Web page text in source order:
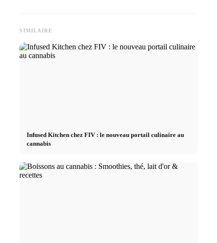
SIMILAIRE
Infused Kitchen chez FIV : le nouveau portail culinaire au
cannabis